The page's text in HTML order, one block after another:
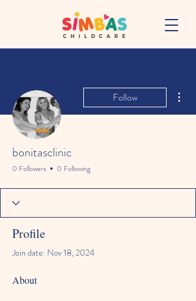
Follow
bonitasclinic
0 Followers 0 Following
Profile
Join date: Nov 18, 2024
About